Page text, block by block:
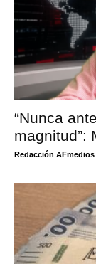
“Nunca
magnitud”:
Redacción AFmedios